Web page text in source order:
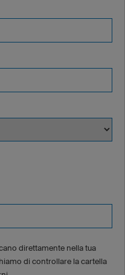
direttamente nella tua
di controllare la cartella